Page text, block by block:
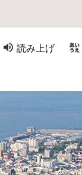
読み上げ